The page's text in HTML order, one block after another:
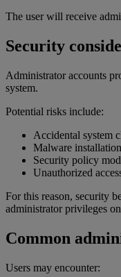
The user will receive
Security
Administrator accounts
system.
Potential risks include:
Accidental system
Malware installation
Security policy
Unauthorized
For this reason, security
administrator privileges
Common
Users may encounter: